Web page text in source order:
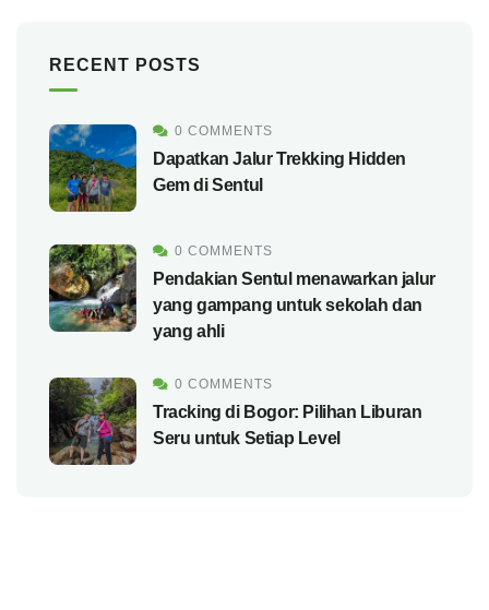
RECENT POSTS
0 COMMENTS
Dapatkan Jalur Trekking Hidden
Gem di Sentul
0 COMMENTS
Pendakian Sentul menawarkan jalur
yang gampang untuk sekolah dan
yang ahli
0 COMMENTS
Tracking di Bogor: Pilihan Liburan
Seru untuk Setiap Level